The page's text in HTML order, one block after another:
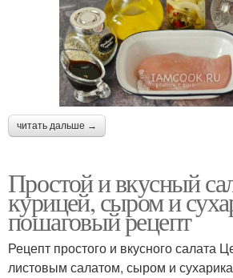
читать дальше →
Простой и вкусный
курицей, сыром и
пошаговый рецепт
Рецепт простого и вкусного салата
листовым салатом, сыром и